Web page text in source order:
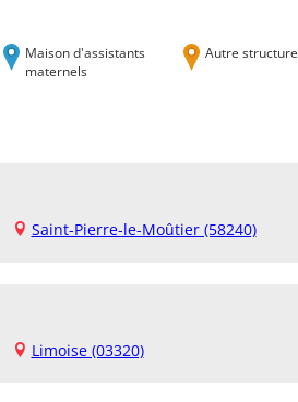
Maison d'assistants
maternels
Autre structure
Saint-Pierre-le-Moûtier (58240)
Limoise (03320)